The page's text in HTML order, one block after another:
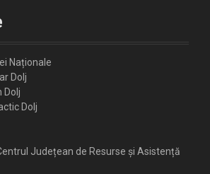
Naționale
Dolj
Dolj
Dolj
Județean de Resurse și Asistență